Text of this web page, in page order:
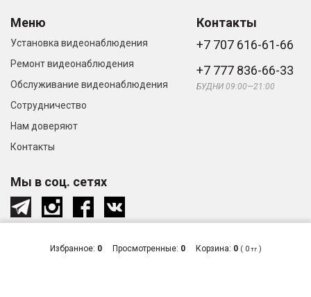
Избранное: 0 Просмотренные: 0 Корзина: 0 ( 0тг)
Меню
Установка видеонаблюдения
Ремонт видеонаблюдения
Обслуживание видеонаблюдения
Сотрудничество
Нам доверяют
Контакты
Контакты
+7 707 616-61-66
+7 777 836-66-33
БУДНИ 09:00—21:00
Мы в соц. сетях